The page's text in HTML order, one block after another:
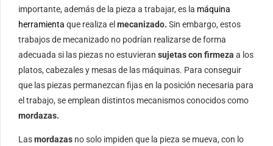
importante, además de la pieza a trabajar, es la máquina
herramienta que realiza el mecanizado. Sin embargo, estos
trabajos de mecanizado no podrían realizarse de forma
adecuada si las piezas no estuvieran sujetas con firmeza a los
platos, cabezales y mesas de las máquinas. Para conseguir
que las piezas permanezcan fijas en la posición necesaria para
el trabajo, se emplean distintos mecanismos conocidos como
mordazas.
Lasmordazas no solo impiden que la pieza se mueva, con lo